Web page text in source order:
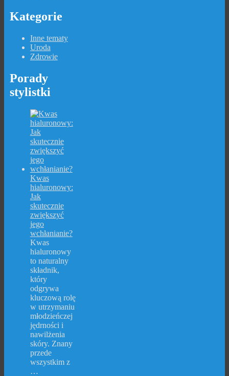
Kategorie
Inne tematy
Uroda
Zdrowie
Porady
stylistki
Kwas
hialuronowy:
Jak
skutecznie
zwiększyć
jego
wchłanianie?
Kwas
hialuronowy
to naturalny
składnik,
który
odgrywa
kluczową rolę
w utrzymaniu
młodzieńczej
jędrności i
nawilżenia
skóry. Znany
przede
wszystkim z
…